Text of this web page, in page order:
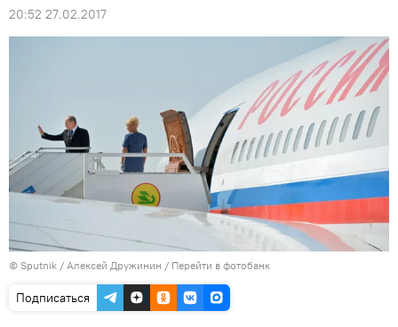
20:52 27.02.2017
© Sputnik / Алексей Дружинин / Перейти в фотобанк
Подписаться